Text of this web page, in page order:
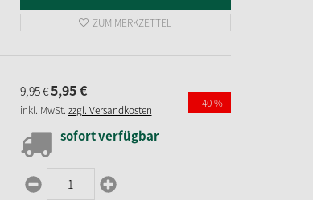
ZUM MERKZETTEL
9,95€5,95€
- 40 %
inkl. MwSt. zzgl. Versandkosten
sofort verfügbar